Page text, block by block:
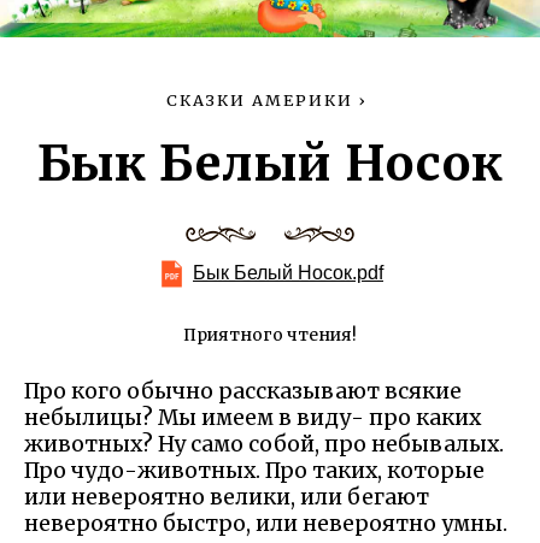
СКАЗКИ АМЕРИКИ ›
Бык Белый Носок
Бык Белый Носок.pdf
Приятного чтения!
Про кого обычно рассказывают всякие
небылицы? Мы имеем в виду- про каких
животных? Ну само собой, про небывалых.
Про чудо-животных. Про таких, которые
или невероятно велики, или бегают
невероятно быстро, или невероятно умны.